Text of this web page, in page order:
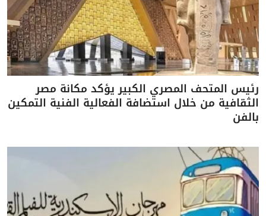
رئيس المتحف المصري الكبير يؤكد مكانة مصر
الثقافية من خلال استضافة الفعالية الفنية التمكين
بالفن